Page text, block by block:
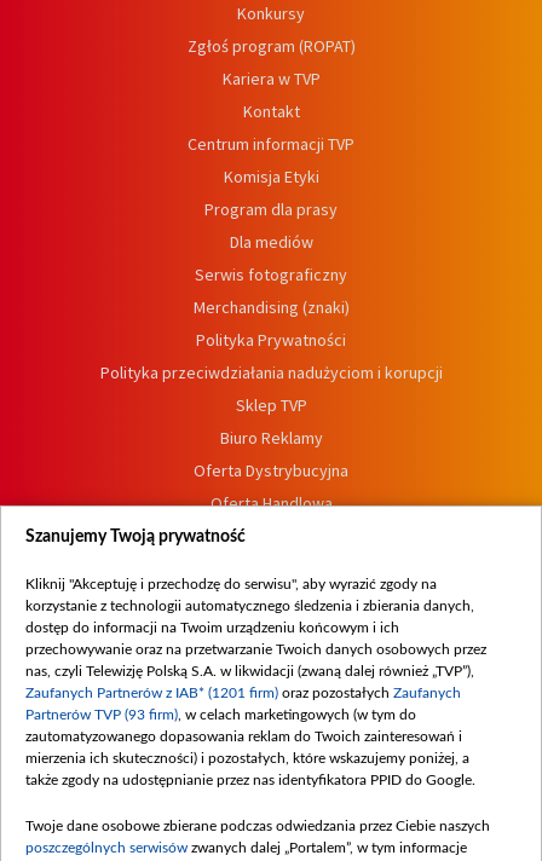
Konkursy
Zgłoś program (ROPAT)
Kariera w TVP
Kontakt
Centrum informacji TVP
Komisja Etyki
Program dla prasy
Dla mediów
Serwis fotograficzny
Merchandising (znaki)
Polityka Prywatności
Polityka przeciwdziałania nadużyciom i korupcji
Sklep TVP
Biuro Reklamy
Oferta Dystrybucyjna
Oferta Handlowa
Dostępność
Procedura zgłoszeń wewnętrznych
Szanujemy Twoją prywatność
Kliknij "Akceptuję i przechodzę do serwisu", aby wyrazić zgody na
korzystanie z technologii automatycznego śledzenia i zbierania danych,
dostęp do informacji na Twoim urządzeniu końcowym i ich
przechowywanie oraz na przetwarzanie Twoich danych osobowych przez
nas, czyli Telewizję Polską S.A. w likwidacji (zwaną dalej również „TVP”),
Zaufanych Partnerów z IAB* (1201 firm) oraz pozostałych Zaufanych
Partnerów TVP (93 firm) , w celach marketingowych (w tym do
zautomatyzowanego dopasowania reklam do Twoich zainteresowań i
mierzenia ich skuteczności) i pozostałych, które wskazujemy poniżej, a
także zgody na udostępnianie przez nas identyfikatora PPID do Google.
Twoje dane osobowe zbierane podczas odwiedzania przez Ciebie naszych
poszczególnych serwisów zwanych dalej „Portalem”, w tym informacje